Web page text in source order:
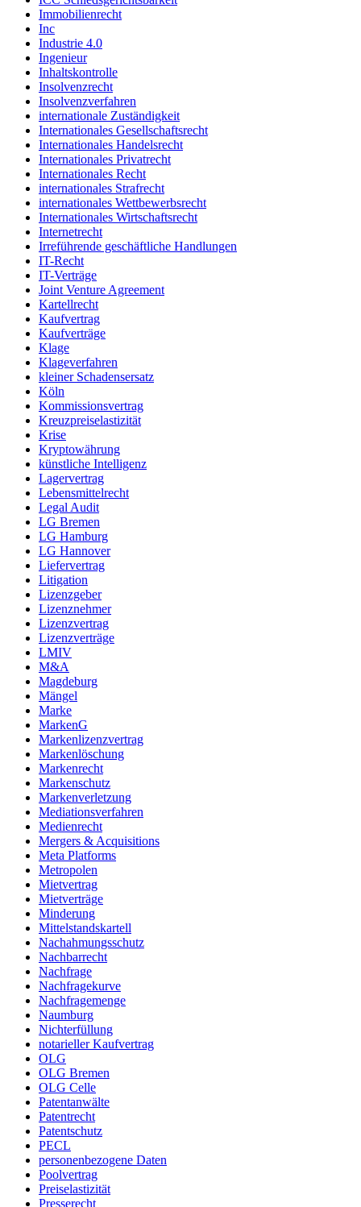
Immobilienrecht
Inc
Industrie 4.0
Ingenieur
Inhaltskontrolle
Insolvenzrecht
Insolvenzverfahren
internationale Zuständigkeit
Internationales Gesellschaftsrecht
Internationales Handelsrecht
Internationales Privatrecht
Internationales Recht
internationales Strafrecht
internationales Wettbewerbsrecht
Internationales Wirtschaftsrecht
Internetrecht
Irreführende geschäftliche Handlungen
IT-Recht
IT-Verträge
Joint Venture Agreement
Kartellrecht
Kaufvertrag
Kaufverträge
Klage
Klageverfahren
kleiner Schadensersatz
Köln
Kommissionsvertrag
Kreuzpreiselastizität
Krise
Kryptowährung
künstliche Intelligenz
Lagervertrag
Lebensmittelrecht
Legal Audit
LG Bremen
LG Hamburg
LG Hannover
Liefervertrag
Litigation
Lizenzgeber
Lizenznehmer
Lizenzvertrag
Lizenzverträge
LMIV
M&A
Magdeburg
Mängel
Marke
MarkenG
Markenlizenzvertrag
Markenlöschung
Markenrecht
Markenschutz
Markenverletzung
Mediationsverfahren
Medienrecht
Mergers & Acquisitions
Meta Platforms
Metropolen
Mietvertrag
Mietverträge
Minderung
Mittelstandskartell
Nachahmungsschutz
Nachbarrecht
Nachfrage
Nachfragekurve
Nachfragemenge
Naumburg
Nichterfüllung
notarieller Kaufvertrag
OLG
OLG Bremen
OLG Celle
Patentanwälte
Patentrecht
Patentschutz
PECL
personenbezogene Daten
Poolvertrag
Preiselastizität
Presserecht